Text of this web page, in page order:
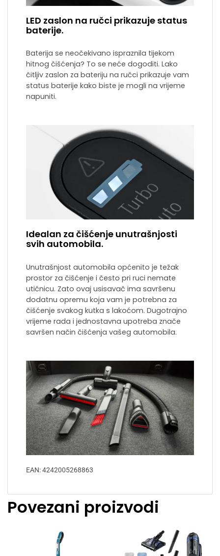
LED zaslon na ručci prikazuje status
baterije.
Baterija se neočekivano ispraznila tijekom
hitnog čišćenja? To se neće dogoditi. Lako
čitljiv zaslon za bateriju na ručci prikazuje vam
status baterije kako biste je mogli na vrijeme
napuniti.
Idealan za čišćenje unutrašnjosti
svih automobila.
Unutrašnjost automobila općenito je težak
prostor za čišćenje i često pri ruci nemate
utičnicu. Zato ovaj usisavač ima savršenu
dodatnu opremu koja vam je potrebna za
čišćenje svakog kutka s lakoćom. Dugotrajno
vrijeme rada i jednostavna upotreba znače
savršen način čišćenja vašeg automobila.
EAN: 4242005268863
Povezani proizvodi